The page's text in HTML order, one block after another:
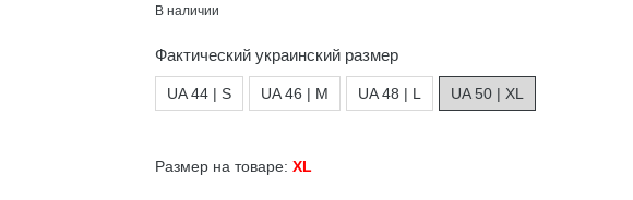
В наличии
Фактический украинский размер
UA 44 | S UA 46 | M UA 48 | L UA 50 | XL
Размер на товаре: XL